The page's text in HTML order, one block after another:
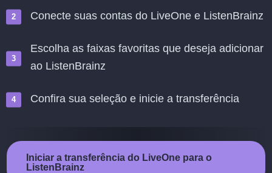
Conecte suas contas do LiveOne e ListenBrainz
Escolha as faixas favoritas que deseja adicionar
ao ListenBrainz
Confira sua seleção e inicie a transferência
Iniciar a transferência do LiveOne para o
ListenBrainz